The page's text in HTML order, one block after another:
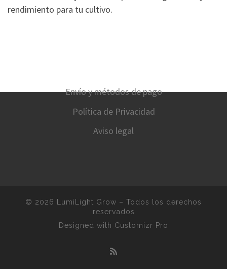
rendimiento para tu cultivo.
Envío y métodos de pago
Política de Privacidad
Aviso legal
© 2026 LumiLight Grow – Todos los derechos
reservados
Designed with Customizr Pro